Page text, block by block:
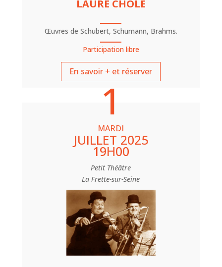
LAURE CHOLÉ
Œuvres de Schubert, Schumann, Brahms.
Participation libre
En savoir + et réserver
1
MARDI
JUILLET 2025
19H00
Petit Théâtre
La Frette-sur-Seine